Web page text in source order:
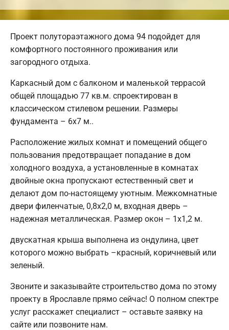
Проект полутораэтажного дома 94 подойдет для
комфортного постоянного проживания или
загородного отдыха.
Каркасный дом с балконом и маленькой террасой
общей площадью 77 кв.м. спроектирован в
классическом стилевом решении. Размеры
фундамента – 6х7 м..
Расположение жилых комнат и помещений общего
пользования предотвращает попадание в дом
холодного воздуха, а установленные в комнатах
двойные окна пропускают естественный свет и
делают дом по-настоящему уютным. Межкомнатные
двери филенчатые, 0,8х2,0 м, входная дверь –
надежная металлическая. Размер окон – 1х1,2 м.
двускатная крыша выполнена из ондулина, цвет
которого можно выбрать –красный, коричневый или
зеленый.
Звоните и заказывайте строительство дома по этому
проекту в Ярославле прямо сейчас! О полном спектре
услуг расскажет специалист – оставьте заявку на
сайте или позвоните нам.